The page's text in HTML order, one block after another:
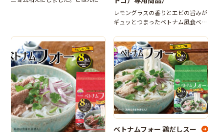
レモングラスの香りとエビの旨みが
ギュッとつまったベトナム風食べる
ろん、チャーハン、スープ、鍋料理
など様々な料理に加えるだけでエス
ニック風味に。TV番組なども取り
上げられ
ベトナムフォー 鶏だしスー